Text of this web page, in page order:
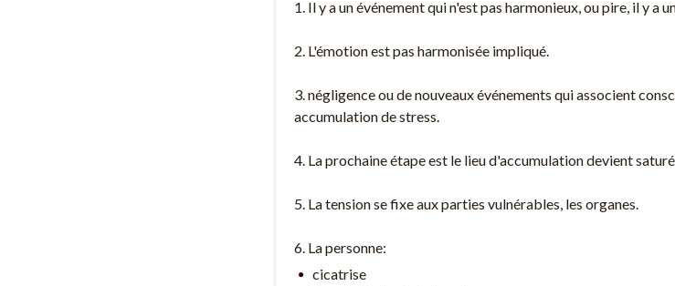
1. Il y a un événement qui n'est pas harmonieux, ou pire, il y a
2. L'émotion est pas harmonisée impliqué.
3. négligence ou de nouveaux événements qui associent
accumulation de stress.
4. La prochaine étape est le lieu d'accumulation devient
5. La tension se fixe aux parties vulnérables, les organes.
6. La personne:
cicatrise